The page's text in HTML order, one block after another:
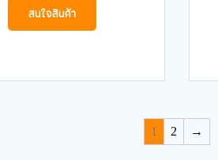
สนใจสินค้า
1 2 →